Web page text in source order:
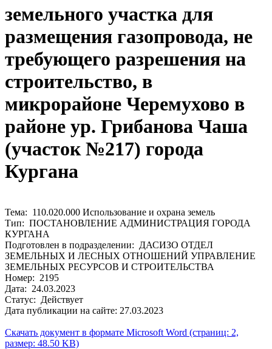
земельного участка для
размещения газопровода, не
требующего разрешения на
строительство, в
микрорайоне Черемухово в
районе ур. Грибанова Чаша
(участок №217) города
Кургана
Тема: 110.020.000 Использование и охрана земель
Тип: ПОСТАНОВЛЕНИЕ АДМИНИСТРАЦИЯ ГОРОДА
КУРГАНА
Подготовлен в подразделении: ДАСИЗО ОТДЕЛ
ЗЕМЕЛЬНЫХ И ЛЕСНЫХ ОТНОШЕНИЙ УПРАВЛЕНИЕ
ЗЕМЕЛЬНЫХ РЕСУРСОВ И СТРОИТЕЛЬСТВА
Номер: 2195
Дата: 24.03.2023
Статус: Действует
Дата публикации на сайте: 27.03.2023
Скачать документ в формате Microsoft Word (страниц: 2,
размер: 48.50 KB)